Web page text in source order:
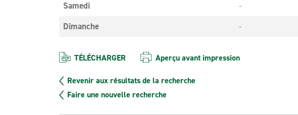
Samedi
-
Dimanche
-
TÉLÉCHARGER Aperçu avant impression
Revenir aux résultats de la recherche
Faire une nouvelle recherche